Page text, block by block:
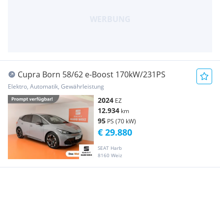
Cupra Born 58/62 e-Boost 170kW/231PS
Elektro, Automatik, Gewährleistung
2024 EZ
12.934 km
95 PS (70 kW)
SEAT Harb
8160 Weiz
€ 29.880